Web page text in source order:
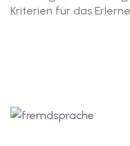
A2
Deutsch B1
Kriterien für das